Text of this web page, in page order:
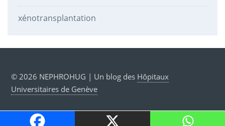
xénotransplantation
© 2026 NEPHROHUG | Un blog des Hôpitaux
Universitaires de Genève